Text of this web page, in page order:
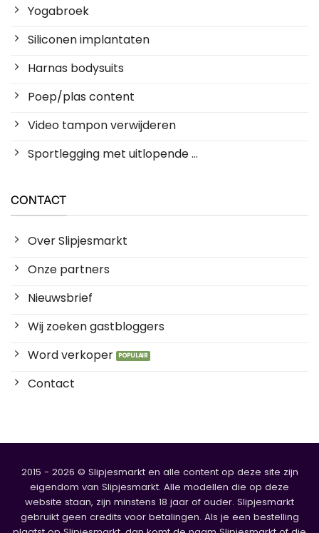
Yogabroek
Siliconen implantaten
Harnas bodysuits
Poep/plas content
Video tampon verwijderen
Sportlegging met uitlopende ...
CONTACT
Over Slipjesmarkt
Onze partners
Nieuwsbrief
Wij zoeken gastbloggers
Word verkoper
Contact
2015 - 2026 © Slipjesmarkt en alle content op deze site zijn
eigendom van Slipjesmarkt. Alle modellen die op deze
website staan, zijn minstens 18 jaar of ouder. Slipjesmarkt
gebruikt geen credits voor betalingen. Als je een bestelling